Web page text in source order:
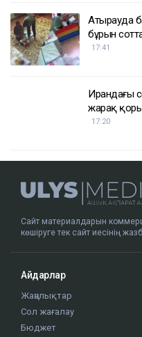
Атырауда
бұрын
17:41
Ирандағы
жарақ
17:20
Сайт материалдарын
көшіруге тек сайт иесінің
Айдарлар
Жаңалықтар
Сол жағалау
Бюджет